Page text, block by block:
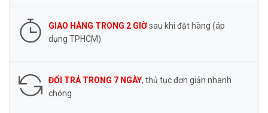
GIAO HÀNG TRONG 2 GIỜsau khi đặt hàng (áp
dụng TPHCM)
ĐỔI TRẢ TRONG 7 NGÀY, thủ tục đơn giản nhanh
chóng